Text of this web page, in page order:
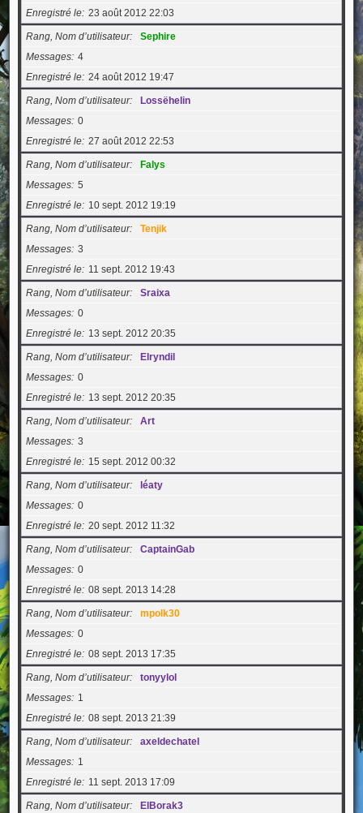
Enregistré le 23 août 2012 22:03
Rang, Nom d’utilisateur
Sephire
Messages 4
Enregistré le 24 août 2012 19:47
Rang, Nom d’utilisateur
Lossëhelin
Messages 0
Enregistré le 27 août 2012 22:53
Rang, Nom d’utilisateur
Falys
Messages 5
Enregistré le
10 sept. 2012 19:19
Rang, Nom d’utilisateur
Tenjik
Messages 3
Enregistré le
11 sept. 2012 19:43
Rang, Nom d’utilisateur
Sraixa
Messages 0
Enregistré le
13 sept. 2012 20:35
Rang, Nom d’utilisateur
Elryndil
Messages 0
Enregistré le
13 sept. 2012 20:35
Rang, Nom d’utilisateur
Art
Messages 3
Enregistré le
15 sept. 2012 00:32
Rang, Nom d’utilisateur
léaty
Messages 0
Enregistré le 20 sept. 2012 11:32
Rang, Nom d’utilisateur
CaptainGab
Messages 0
Enregistré le 08 sept. 2013 14:28
Rang, Nom d’utilisateur
mpolk30
Messages 0
Enregistré le 08 sept. 2013 17:35
Rang, Nom d’utilisateur
tonyylol
Messages
1
Enregistré le 08 sept. 2013 21:39
Rang, Nom d’utilisateur
axeldechatel
Messages
1
Enregistré le
11 sept. 2013 17:09
Rang, Nom d’utilisateur
ElBorak3